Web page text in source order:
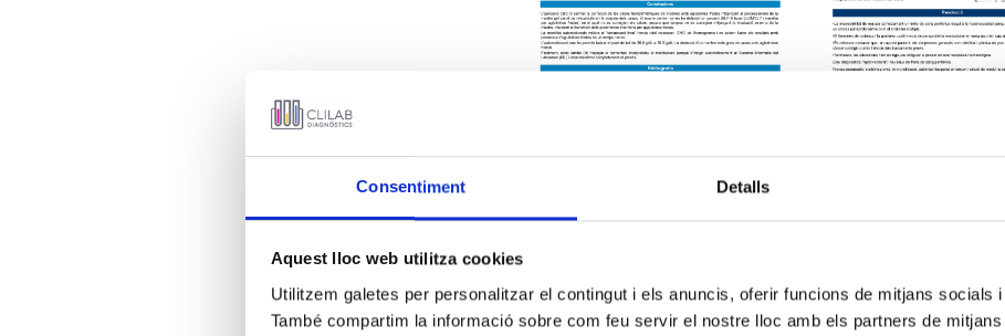
Consentiment Detalls
Aquest lloc web utilitza cookies
Utilitzem galetes per personalitzar el contingut i els anuncis, oferir funcions de mitjans socials
També compartim la informació sobre com feu servir el nostre lloc amb els partners de
correcció de les crioaglutinines als
frotis de sang perifèrica al